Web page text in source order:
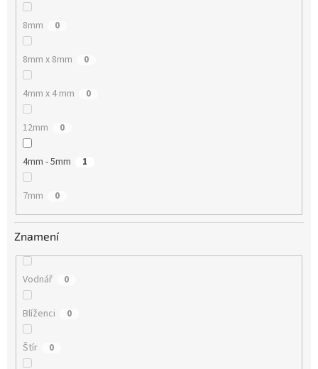
8mm 0
8mm x 8mm 0
4mm x 4 mm 0
12mm 0
4mm - 5mm 1
7mm 0
Znamení
Vodnář 0
Blíženci 0
Štír 0